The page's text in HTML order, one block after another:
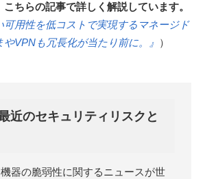
ちらの記事で詳しく解説しています。
可用性を低コストで実現するマネージド
VPNも冗長化が当たり前に。』 ）
近のセキュリティリスクと
器の脆弱性に関するニュースが世